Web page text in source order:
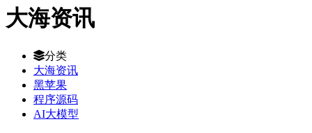
大海资讯
分类
大海资讯
黑苹果
程序源码
AI大模型